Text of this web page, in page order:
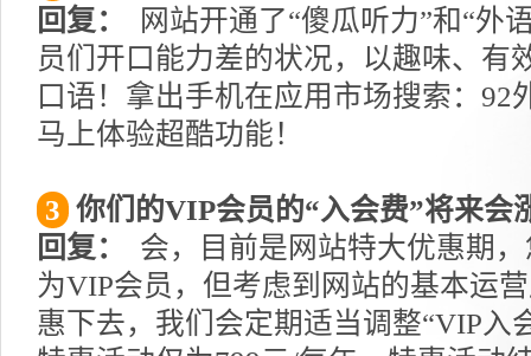
回复：
网站开通了“傻瓜听力”和“外
员们开口能力差的状况，以趣味、有
口语！拿出手机在应用市场搜索：92
马上体验超酷功能！
3 你们的VIP会员的“入会费”将来会
回复：
会，目前是网站特大优惠期
为VIP会员，但考虑到网站的基本运
惠下去，我们会定期适当调整“VIP入